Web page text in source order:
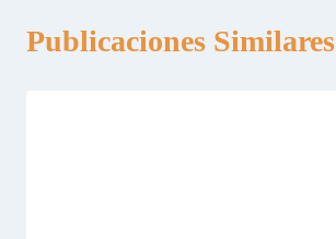
Publicaciones Similares